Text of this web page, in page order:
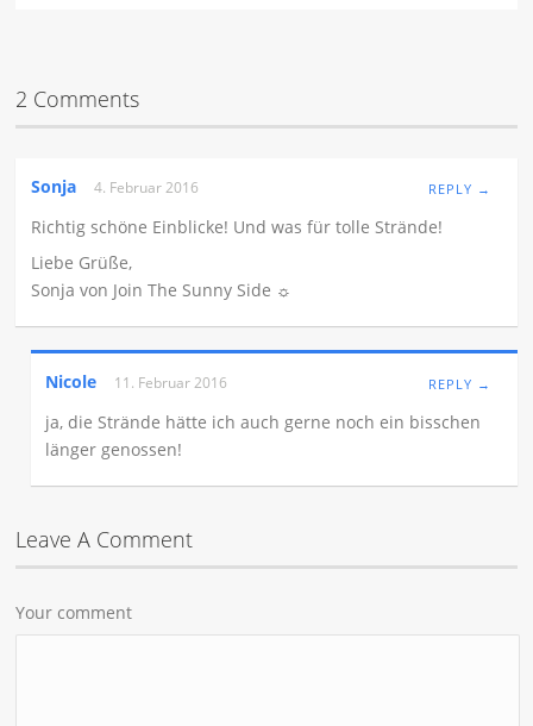
2 Comments
Sonja 4. Februar 2016 REPLY →
Richtig schöne Einblicke! Und was für tolle Strände!
Liebe Grüße,
Sonja von Join The Sunny Side ☼
Nicole 11. Februar 2016 REPLY →
ja, die Strände hätte ich auch gerne noch ein bisschen
länger genossen!
Leave A Comment
Your comment